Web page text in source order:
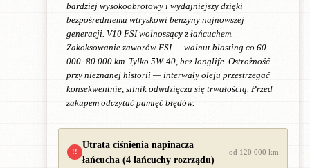
bardziej wysokoobrotowy i wydajniejszy dzięki
bezpośredniemu wtryskowi benzyny najnowszej
generacji. V10 FSI wolnossący z łańcuchem.
Zakoksowanie zaworów FSI — walnut blasting co 60
000–80 000 km. Tylko 5W-40, bez longlife. Ostrożność
przy nieznanej historii — interwały oleju przestrzegać
konsekwentnie, silnik odwdzięcza się trwałością. Przed
zakupem odczytać pamięć błędów.
!!
Utrata ciśnienia napinacza
łańcucha (4 łańcuchy rozrządu)
od 120 000 km